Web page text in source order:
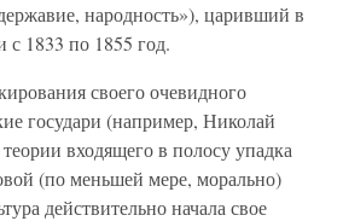
народность»), царивший в
с 1833 по 1855 год.
своего очевидного
государи (например, Николай
входящего в полосу упадка
(по меньшей мере, морально)
действительно начала свое